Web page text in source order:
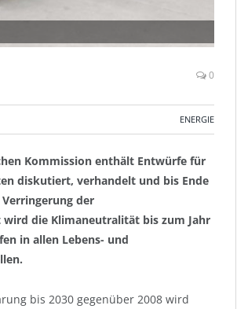
0
ENERGIE
Kommission enthält Entwürfe für
diskutiert, verhandelt und bis Ende
der
wird die Klimaneutralität bis zum Jahr
in allen Lebens- und
bis 2030 gegenüber 2008 wird